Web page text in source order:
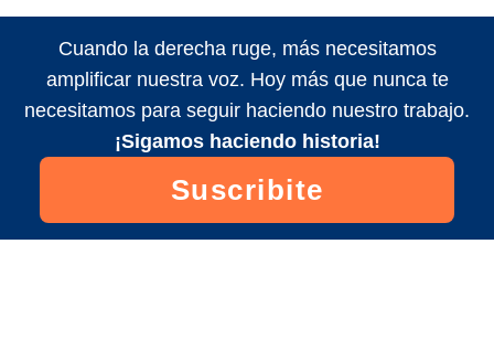
Cuando la derecha ruge, más necesitamos
amplificar nuestra voz. Hoy más que nunca te
necesitamos para seguir haciendo nuestro trabajo.
¡Sigamos haciendo historia!
Suscribite